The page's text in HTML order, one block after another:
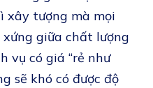
xây tượng mà mọi
giữa chất lượng
vụ có giá “rẻ như
sẽ khó có được độ